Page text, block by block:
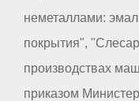
неметаллами:
покрытия",
производствах
приказом